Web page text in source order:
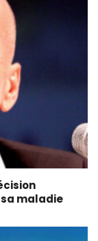
maladie